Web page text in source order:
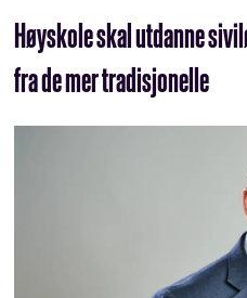
Høyskole skal utdanne
fra de mer tradisjonelle